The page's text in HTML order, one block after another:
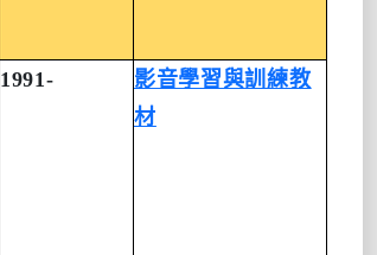
1991- 影音學習與訓練教
材